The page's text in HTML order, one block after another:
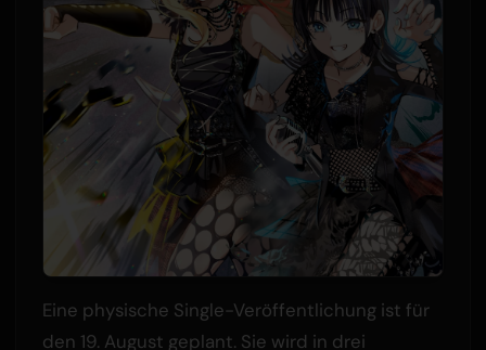
Eine physische Single-Veröffentlichung ist für
den 19. August geplant. Sie wird in drei